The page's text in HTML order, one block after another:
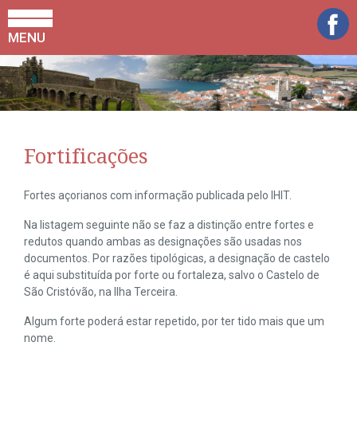
MENU
Fortificações
Fortes açorianos com informação publicada pelo IHIT.
Na listagem seguinte não se faz a distinção entre fortes e
redutos quando ambas as designações são usadas nos
documentos. Por razões tipológicas, a designação de castelo
é aqui substituída por forte ou fortaleza, salvo o Castelo de
São Cristóvão, na Ilha Terceira.
Algum forte poderá estar repetido, por ter tido mais que um
nome.